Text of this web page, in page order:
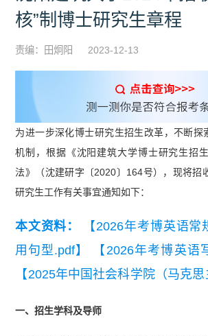
核”制博士研究生章程
责编：田炯阳 2023-12-13
为进一步深化博士研究生招生改革，不断探
机制，根据《沈阳建筑大学博士研究生招
法》（沈建研字〔2020〕164号），现将招
研究生工作有关事宜通知如下：
本文资料：
【2026年考博英语
用句型.pdf】
【2026年考博英语
【2025年中国社会科学院（马克
一、招生学科及导师